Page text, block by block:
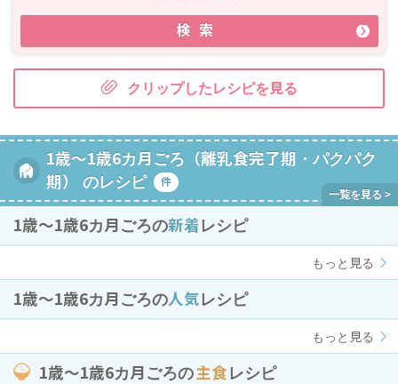
検索
クリップしたレシピを見る
1歳～1歳6カ月ごろ（離乳食完了期・パクパク
期） のレシピ
件
1歳〜1歳6カ月ごろの新着レシピ
もっと見る
1歳〜1歳6カ月ごろの人気レシピ
もっと見る
1歳〜1歳6カ月ごろの主食 レシピ